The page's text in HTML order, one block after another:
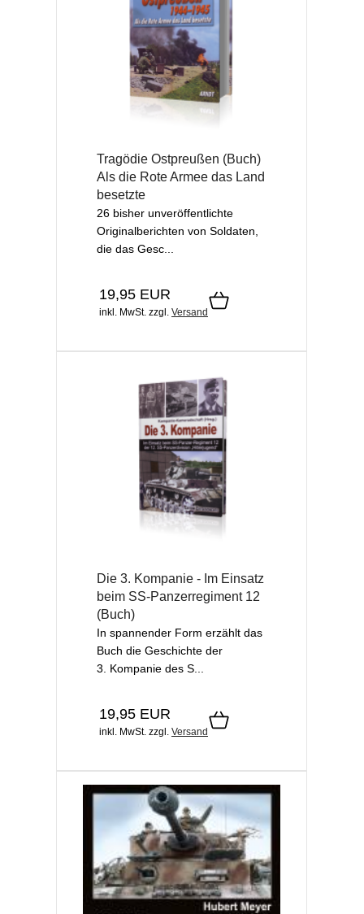
Tragödie Ostpreußen (Buch)
Als die Rote Armee das Land
besetzte
26 bisher unveröffentlichte
Originalberichten von Soldaten,
die das Gesc...
19,95 EUR
inkl. MwSt. zzgl. Versand
Die 3. Kompanie - Im Einsatz
beim SS-Panzerregiment 12
(Buch)
In spannender Form erzählt das
Buch die Geschichte der
3. Kompanie des S...
19,95 EUR
inkl. MwSt. zzgl. Versand